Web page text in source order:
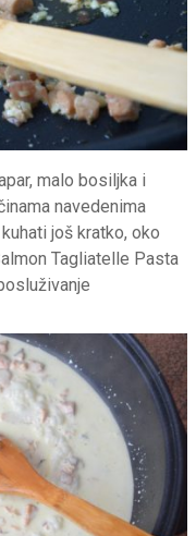
malo bosiljka i
navedenima
još kratko, oko
Tagliatelle Pasta